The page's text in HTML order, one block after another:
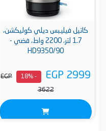
كاتيل فيليبس ديلي كوليكشن،
1.7 لتر، 2200 واط، فضي -
HD9350/90
EGP 2999
- 18%
EGP
3622